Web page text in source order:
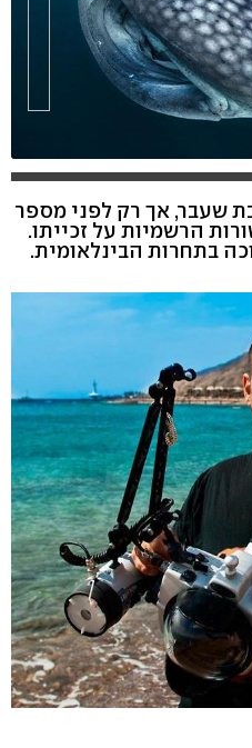
שעבר, אך רק לפני מספר
הרשמיות על זכייתו.
בתחרות הבינלאומית.